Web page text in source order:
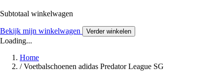
Subtotaal winkelwagen
Bekijk mijn winkelwagen Verder winkelen
Loading...
Home
/ Voetbalschoenen adidas Predator League SG